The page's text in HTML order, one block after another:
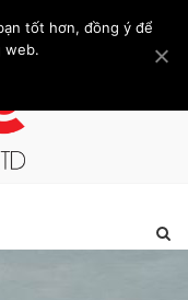
Thành viên
tốt hơn, đồng ý để
web.